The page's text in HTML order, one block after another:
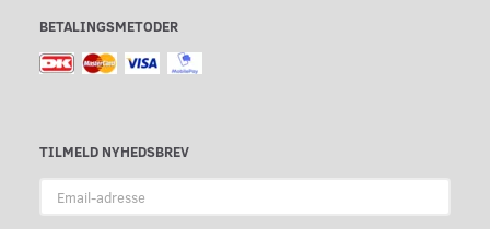
BETALINGSMETODER
TILMELD NYHEDSBREV
adresse